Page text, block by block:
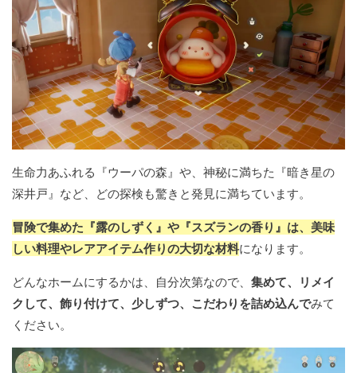
生命力あふれる『ウーパの森』や、神秘に満ちた『暗き星の
深井戸』など、どの探検も驚きと発見に満ちています。
冒険で集めた『露のしずく』や『スズランの香り』は、美味
しい料理やレアアイテム作りの大切な材料になります。
どんなホームにするかは、自分次第なので、 集めて、リメイ
クして、飾り付けて、少しずつ、こだわりを詰め込んでみて
ください。